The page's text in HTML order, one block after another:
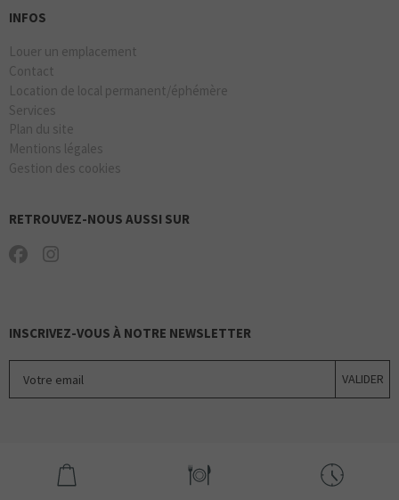
INFOS
Louer un emplacement
Contact
Location de local permanent/éphémère
Services
Plan du site
Mentions légales
Gestion des cookies
RETROUVEZ-NOUS AUSSI SUR
INSCRIVEZ-VOUS À NOTRE NEWSLETTER
VALIDER